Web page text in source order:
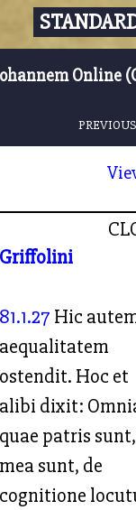
Online
Griffolini
81.1.27 Hic
aequalitatem
ostendit. Hoc et
alibi dixit:
quae patris sunt,
mea sunt, de
cognitione